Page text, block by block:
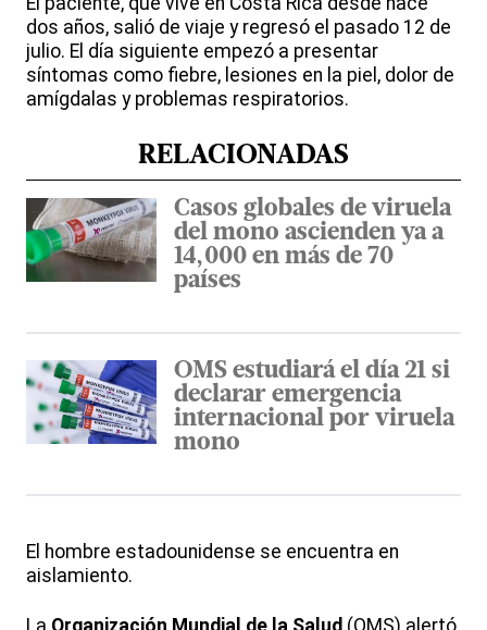
dos años, salió de viaje y regresó el pasado 12 de
julio. El día siguiente empezó a presentar
síntomas como fiebre, lesiones en la piel, dolor de
amígdalas y problemas respiratorios.
RELACIONADAS
Casos globales de viruela
del mono ascienden ya a
14,000 en más de 70
países
OMS estudiará el día 21 si
declarar emergencia
internacional por viruela
mono
El hombre estadounidense se encuentra en
aislamiento.